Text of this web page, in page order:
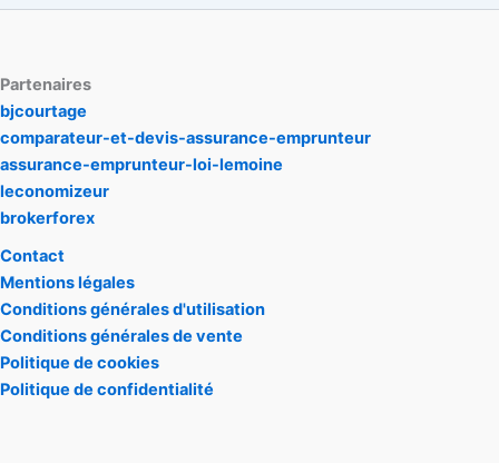
Partenaires
bjcourtage
comparateur-et-devis-assurance-emprunteur
assurance-emprunteur-loi-lemoine
leconomizeur
brokerforex
Contact
Mentions légales
Conditions générales d'utilisation
Conditions générales de vente
Politique de cookies
Politique de confidentialité